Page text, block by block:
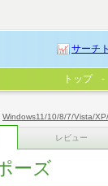
Windows11/10/8/7/Vista/
レビュー
ーズ
サーチ
トップ